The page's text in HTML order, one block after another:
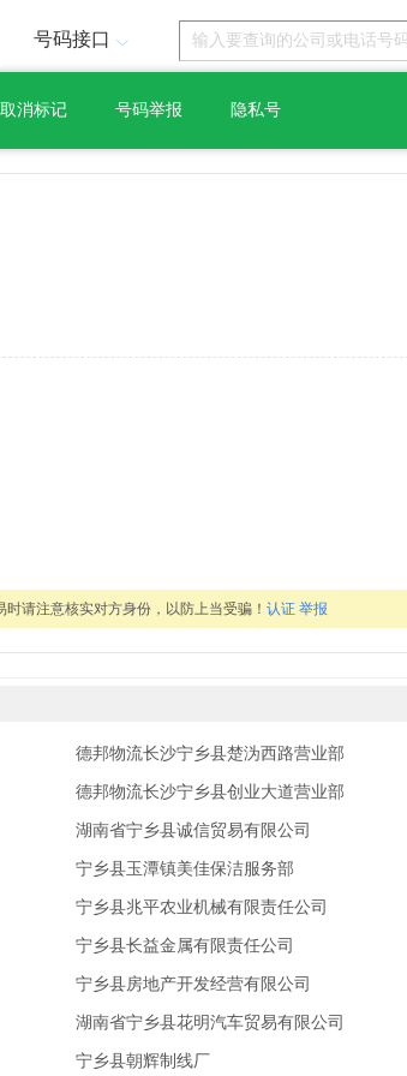
号码接口
取消标记 号码举报 隐私号
请注意核实对方身份，以防上当受骗！ 认证 举报
德邦物流长沙宁乡县楚沩西路营业部
德邦物流长沙宁乡县创业大道营业部
湖南省宁乡县诚信贸易有限公司
宁乡县玉潭镇美佳保洁服务部
宁乡县兆平农业机械有限责任公司
宁乡县长益金属有限责任公司
宁乡县房地产开发经营有限公司
湖南省宁乡县花明汽车贸易有限公司
宁乡县朝辉制线厂